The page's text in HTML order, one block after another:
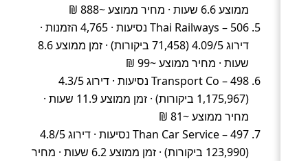
ממוצע 6.6 שעות · מחיר ממוצע ~888 ₪
Thai Railways – 506 נסיעות · 4,765 הזמנות ·
דירוג 4.09/5 (71,458 ביקורות) · זמן ממוצע 8.6
שעות · מחיר ממוצע ~99 ₪
Transport Co – 498 נסיעות · דירוג 4.3/5
(1,175,967 ביקורות) · זמן ממוצע 11.9 שעות ·
מחיר ממוצע ~81 ₪
Than Car Service – 497 נסיעות · דירוג 4.8/5
(123,990 ביקורות) · זמן ממוצע 6.2 שעות · מחיר